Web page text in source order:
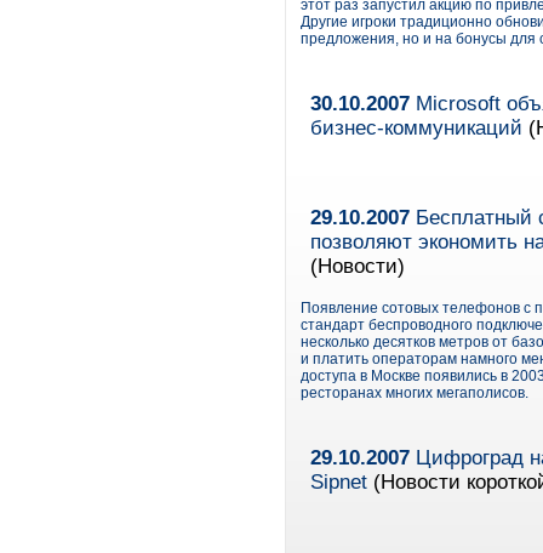
этот раз запустил акцию по
Другие игроки традиционно
предложения, но и на бонусы для
30.10.2007 Microsoft
бизнес-коммуникаций
29.10.2007 Бесплатный
позволяют экономить
(Новости)
Появление сотовых телефонов с
стандарт беспроводного
несколько десятков метров от
и платить операторам намного
доступа в Москве появились в
ресторанах многих мегаполисов.
29.10.2007 Цифроград
Sipnet (Новости